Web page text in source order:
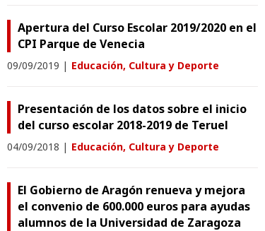
Apertura del Curso Escolar 2019/2020 en el
CPI Parque de Venecia
09/09/2019 | Educación, Cultura y Deporte
Presentación de los datos sobre el inicio
del curso escolar 2018-2019 de Teruel
04/09/2018 | Educación, Cultura y Deporte
El Gobierno de Aragón renueva y mejora
el convenio de 600.000 euros para ayudas
alumnos de la Universidad de Zaragoza